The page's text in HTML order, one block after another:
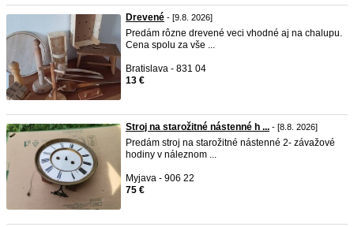
Drevené - [9.8. 2026]
Predám rôzne drevené veci vhodné aj na chalupu.
Cena spolu za vše ...
Bratislava - 831 04
13 €
Stroj na starožitné nástenné h ... - [8.8. 2026]
Predám stroj na starožitné nástenné 2- závažové
hodiny v náleznom ...
Myjava - 906 22
75 €